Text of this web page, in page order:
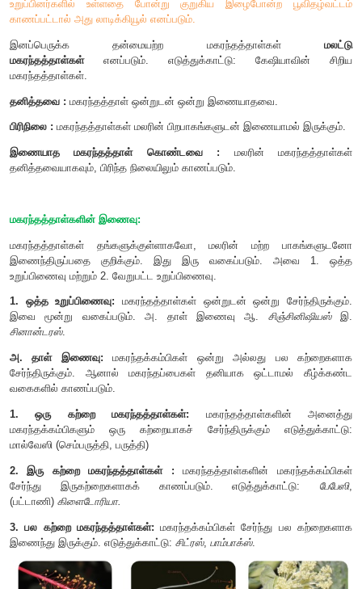
இணைப்புத் திசு:மகரந்தப்பையின் மடல்களை மகரந்தக்
திசு.
மகரந்தப்பை பொதுவாக இரண்டு பகுதிகளை கொண்டு
மகரந்தப்பை மடல்கள் (theca) எனப்படும். ஒவ்வொரு
இணைந்து ஒரு மகரந்தப்பை அறையை உருவாக்கும்.
உறுப்பினர்களில் உள்ளதை போன்று குறுகிய இழைபோன்ற
காணப்பட்டால் அது லாடிக்கியூல் எனப்படும்.
இனப்பெருக்க தன்மையற்ற
மகரந்தத்தாள்கள்.
தனித்தவை :
பிரிநிலை :மகரந்தத்தாள்கள் மலரின் பிறபாகங்களுடன்
இணையாத மகரந்தத்தாள் கொண்டவை :
மலரின்
தனித்தவையாகவும், பிரிந்த நிலையிலும் காணப்படும்.
மகரந்தத்தாள்களின் இணைவு:
மகரந்தத்தாள்கள் தங்களுக்குள்ளாகவோ, மலரின் மற்ற
இணைந்திருப்பதை குறிக்கும். இது இரு வகைப்படும்.
உறுப்பிணைவு மற்றும் 2. வேறுபட்ட உறுப்பிணைவு.